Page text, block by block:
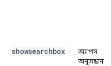
showsearchbox
অ্যাপস
অনুসন্ধান